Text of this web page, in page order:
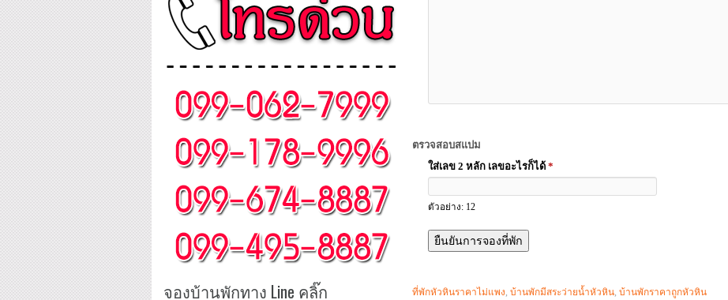
ตรวจสอบสแปม
ใส่เลข 2 หลัก เลขอะไรก็ได้ *
ตัวอย่าง: 12
ที่พักหัวหินราคาไม่แพง บ้านพักมีสระว่ายน้ำหัวหิน บ้านพักราคาถูกหัวหิน
จองบ้านพักทาง Line คลิ๊ก